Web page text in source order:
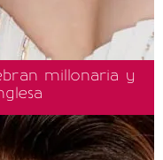
millonaria y